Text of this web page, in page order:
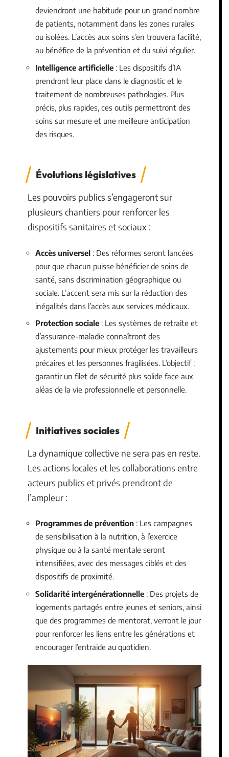
deviendront une habitude pour un grand nombre
de patients, notamment dans les zones rurales
ou isolées. L’accès aux soins s’en trouvera facilité,
au bénéfice de la prévention et du suivi régulier.
Intelligence artificielle : Les dispositifs d’IA
prendront leur place dans le diagnostic et le
traitement de nombreuses pathologies. Plus
précis, plus rapides, ces outils permettront des
soins sur mesure et une meilleure anticipation
des risques.
Évolutions législatives
Les pouvoirs publics s’engageront sur
plusieurs chantiers pour renforcer les
dispositifs sanitaires et sociaux :
Accès universel : Des réformes seront lancées
pour que chacun puisse bénéficier de soins de
santé, sans discrimination géographique ou
sociale. L’accent sera mis sur la réduction des
inégalités dans l’accès aux services médicaux.
Protection sociale : Les systèmes de retraite et
d’assurance-maladie connaîtront des
ajustements pour mieux protéger les travailleurs
précaires et les personnes fragilisées. L’objectif :
garantir un filet de sécurité plus solide face aux
aléas de la vie professionnelle et personnelle.
Initiatives sociales
La dynamique collective ne sera pas en reste.
Les actions locales et les collaborations entre
acteurs publics et privés prendront de
l’ampleur :
Programmes de prévention : Les campagnes
de sensibilisation à la nutrition, à l’exercice
physique ou à la santé mentale seront
intensifiées, avec des messages ciblés et des
dispositifs de proximité.
Solidarité intergénérationnelle : Des projets de
logements partagés entre jeunes et seniors, ainsi
que des programmes de mentorat, verront le jour
pour renforcer les liens entre les générations et
encourager l’entraide au quotidien.